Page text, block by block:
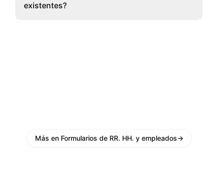
existentes?
Más en Formularios de RR. HH. y empleados→